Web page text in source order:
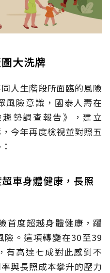
大洗牌
人生階段所面臨的風險
風險意識，國泰人壽在
勢調查報告》，建立
今年再度檢視並對照五
車身體健康，長照
首度超越身體健康，躍
險。這項轉變在30至39
有高達七成對此感到不
與長照成本攀升的壓力